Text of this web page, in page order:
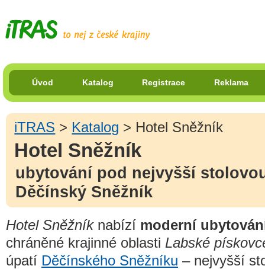
Úvod Katalog Registrace Reklama
iTRAS > Katalog > Hotel Sněžník
Hotel Sněžník
ubytování pod nejvyšší
Děčínský Sněžník
Hotel Sněžníknabízí moderní
chráněné krajinné oblasti Labské
úpatí Děčínského Sněžníku – nejvyšší